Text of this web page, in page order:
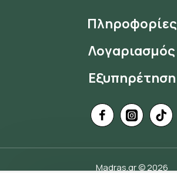
Πληροφορίες
Λογαριασμός
Εξυπηρέτηση
Madras.gr © 2026